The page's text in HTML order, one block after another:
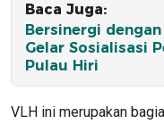
Baca Juga:
Bersinergi
Gelar Sosialisasi
Pulau Hiri
VLH ini merupakan